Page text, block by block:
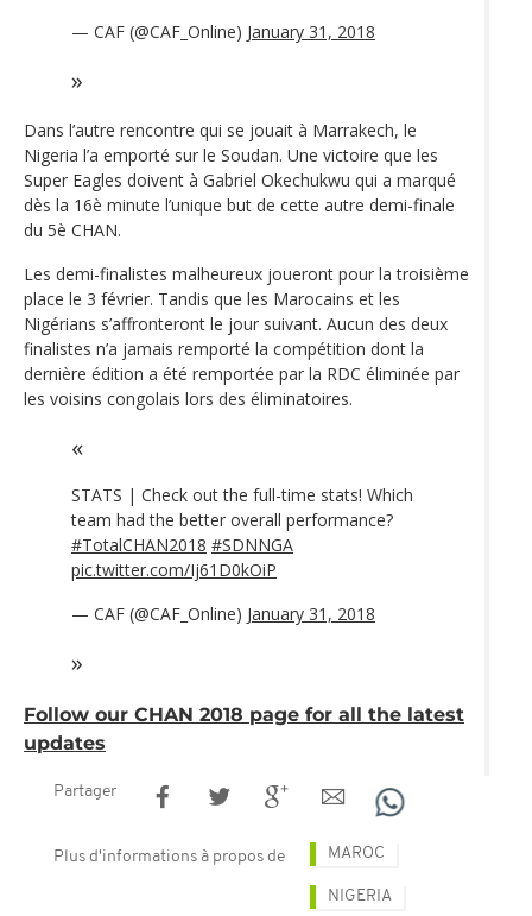
— CAF (@CAF_Online) January 31, 2018
Dans l’autre rencontre qui se jouait à Marrakech, le
Nigeria l’a emporté sur le Soudan. Une victoire que les
Super Eagles doivent à Gabriel Okechukwu qui a marqué
dès la 16è minute l’unique but de cette autre demi-finale
du 5è CHAN.
Les demi-finalistes malheureux joueront pour la troisième
place le 3 février. Tandis que les Marocains et les
Nigérians s’affronteront le jour suivant. Aucun des deux
finalistes n’a jamais remporté la compétition dont la
dernière édition a été remportée par la RDC éliminée par
les voisins congolais lors des éliminatoires.
STATS | Check out the full-time stats! Which
team had the better overall performance?
#TotalCHAN2018 #SDNNGA
pic.twitter.com/Ij61D0kOiP
— CAF (@CAF_Online) January 31, 2018
Follow our CHAN 2018 page for all the latest
updates
Partager
Plus d'informations à propos de MAROC
NIGERIA